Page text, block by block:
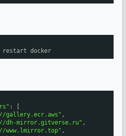
restart docker
: [
gallery.ecr.aws" ,
dh-mirror.gitverse.ru" ,
www.lmirror.top" ,